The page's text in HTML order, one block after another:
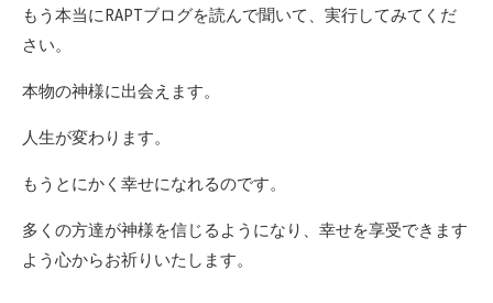
もう本当にRAPTブログを読んで聞いて、実行してみてくだ
さい。
本物の神様に出会えます。
人生が変わります。
もうとにかく幸せになれるのです。
多くの方達が神様を信じるようになり、幸せを享受できます
よう心からお祈りいたします。